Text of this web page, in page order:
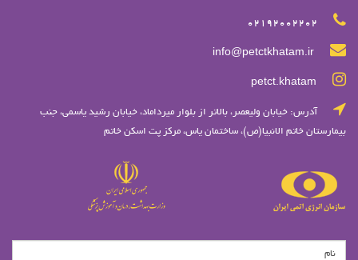
02192002202
info@petctkhatam.ir
petct.khatam
آدرس: خيابان وليعصر، بالاتر از بلوار ميرداماد، خيابان رشيد ياسمي، جنب
بیمارستان خاتم الانبیا(ص)، ساختمان یاس، مرکز پت اسکن خاتم